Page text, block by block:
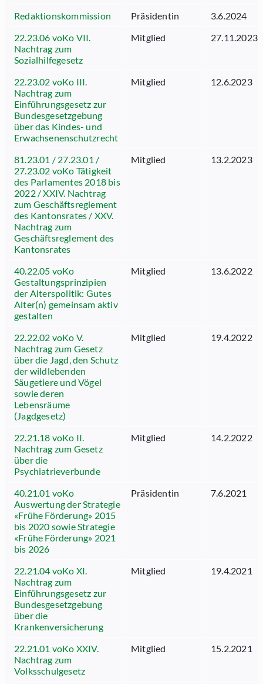
Redaktionskommission Präsidentin
3.6.2024
22.23.06 voKo VII.
Nachtrag zum
Sozialhilfegesetz
Mitglied 27.11.2023
22.23.02 voKo III.
Nachtrag zum
Einführungsgesetz zur
Bundesgesetzgebung
über das Kindes- und
Erwachsenenschutzrecht
Mitglied 12.6.2023
81.23.01 / 27.23.01 /
27.23.02 voKo Tätigkeit
des Parlamentes 2018 bis
2022 / XXIV. Nachtrag
zum Geschäftsreglement
des Kantonsrates / XXV.
Nachtrag zum
Geschäftsreglement des
Kantonsrates
Mitglied 13.2.2023
40.22.05 voKo
Gestaltungsprinzipien
der Alterspolitik: Gutes
Alter(n) gemeinsam aktiv
gestalten
Mitglied 13.6.2022
22.22.02 voKo V.
Nachtrag zum Gesetz
über die Jagd, den Schutz
der wildlebenden
Säugetiere und Vögel
sowie deren
Lebensräume
(Jagdgesetz)
Mitglied 19.4.2022
22.21.18 voKo II.
Nachtrag zum Gesetz
über die
Psychiatrieverbunde
Mitglied 14.2.2022
40.21.01 voKo
Auswertung der Strategie
«Frühe Förderung» 2015
bis 2020 sowie Strategie
«Frühe Förderung» 2021
bis 2026
Präsidentin 7.6.2021
22.21.04 voKo XI.
Nachtrag zum
Einführungsgesetz zur
Bundesgesetzgebung
über die
Krankenversicherung
Mitglied 19.4.2021
22.21.01 voKo XXIV.
Nachtrag zum
Volksschulgesetz
Mitglied 15.2.2021